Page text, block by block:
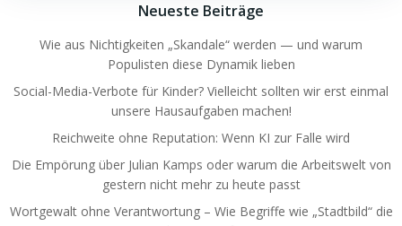
Neueste Beiträge
Wie aus Nichtigkeiten „Skandale“ werden — und warum
Populisten diese Dynamik lieben
Social-Media-Verbote für Kinder? Vielleicht sollten wir erst einmal
unsere Hausaufgaben machen!
Reichweite ohne Reputation: Wenn KI zur Falle wird
Die Empörung über Julian Kamps oder warum die Arbeitswelt von
gestern nicht mehr zu heute passt
Wortgewalt ohne Verantwortung – Wie Begriffe wie „Stadtbild“ die